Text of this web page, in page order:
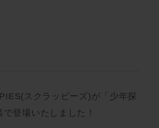
スクラッピーズ)が「少年探
登場いたしました！